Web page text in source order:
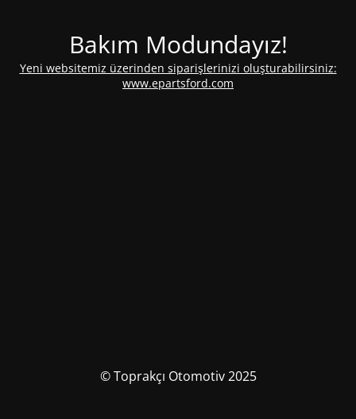
Bakım Modundayız!
Yeni websitemiz üzerinden siparişlerinizi oluşturabilirsiniz:
www.epartsford.com
© Toprakçı Otomotiv 2025